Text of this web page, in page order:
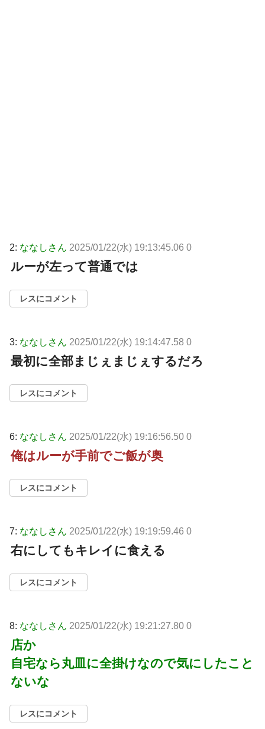
2: ななしさん 2025/01/22(水) 19:13:45.06 0
ルーが左って普通では
レスにコメント
3: ななしさん 2025/01/22(水) 19:14:47.58 0
最初に全部まじぇまじぇするだろ
レスにコメント
6: ななしさん 2025/01/22(水) 19:16:56.50 0
俺はルーが手前でご飯が奥
レスにコメント
7: ななしさん 2025/01/22(水) 19:19:59.46 0
右にしてもキレイに食える
レスにコメント
8: ななしさん 2025/01/22(水) 19:21:27.80 0
店か
自宅なら丸皿に全掛けなので気にしたこと
ないな
レスにコメント